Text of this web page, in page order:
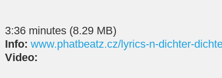
3:36 minutes (8.29 MB)
Info: www.phatbeatz.cz/lyrics-n-dichter-
Video: